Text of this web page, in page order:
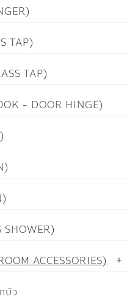
TAP)
TAP)
- DOOR HINGE)
ACCESSORIES)
บัว